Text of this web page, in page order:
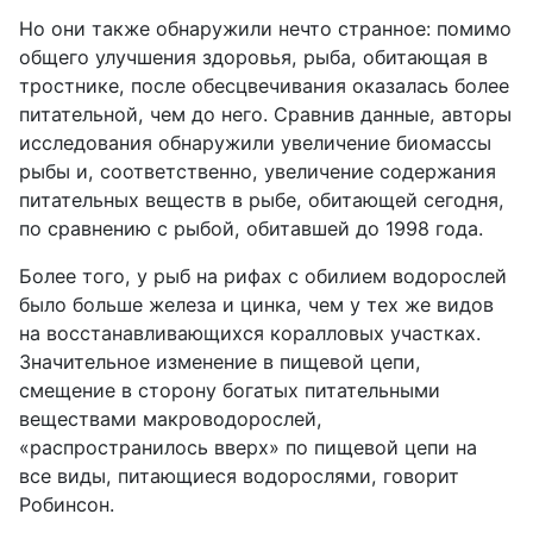
Но они также обнаружили нечто странное: помимо
общего улучшения здоровья, рыба, обитающая в
тростнике, после обесцвечивания оказалась более
питательной, чем до него. Сравнив данные, авторы
исследования обнаружили увеличение биомассы
рыбы и, соответственно, увеличение содержания
питательных веществ в рыбе, обитающей сегодня,
по сравнению с рыбой, обитавшей до 1998 года.
Более того, у рыб на рифах с обилием водорослей
было больше железа и цинка, чем у тех же видов
на восстанавливающихся коралловых участках.
Значительное изменение в пищевой цепи,
смещение в сторону богатых питательными
веществами макроводорослей,
«распространилось вверх» по пищевой цепи на
все виды, питающиеся водорослями, говорит
Робинсон.